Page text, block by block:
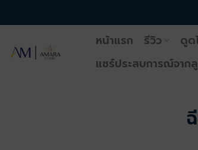
ไป
เนื้อหา
หน้าแรก รีวิว ดูด
แชร์ประสบการณ์จาก